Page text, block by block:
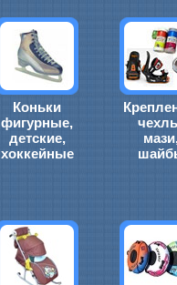
Коньки
фигурные,
детские,
хоккейные